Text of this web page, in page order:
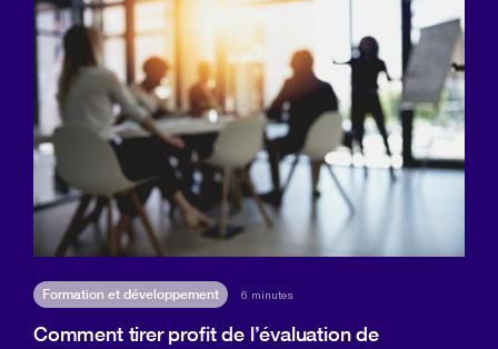
Formation et développement 6 minutes
Comment tirer profit de l’évaluation de